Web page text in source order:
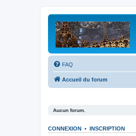
FAQ
Accueil du forum
Aucun forum.
CONNEXION • INSCRIPTION